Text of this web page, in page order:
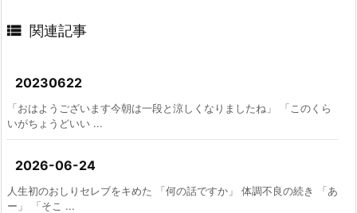
 関連記事
20230622
「おはようございます今朝は一段と涼しくなりましたね」 「このくら
いがちょうどいい ...
2026-06-24
人生初のおしりセレブをキめた 「何の話ですか」 体調不良の続き 「あ
ー」 「そこ ...